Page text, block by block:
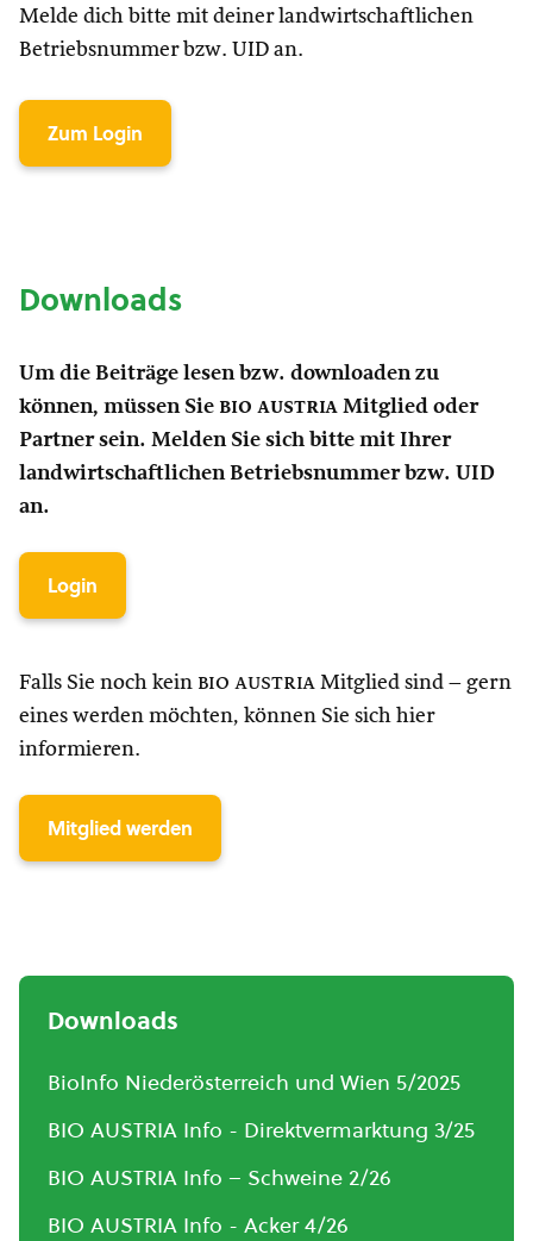
Melde dich bitte mit deiner landwirtschaftlichen
Betriebsnummer bzw. UID an.
Zum Login
Downloads
Um die Beiträge lesen bzw. downloaden zu
können, müssen Sie bio austria Mitglied oder
Partner sein. Melden Sie sich bitte mit Ihrer
landwirtschaftlichen Betriebsnummer bzw. UID
an.
Login
Falls Sie noch kein bio austria Mitglied sind – gern
eines werden möchten, können Sie sich hier
informieren.
Mitglied werden
Downloads
BioInfo Niederösterreich und Wien 5/2025
BIO AUSTRIA Info - Direktvermarktung 3/25
BIO AUSTRIA Info – Schweine 2/26
BIO AUSTRIA Info - Acker 4/26